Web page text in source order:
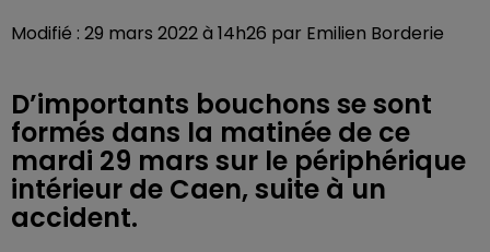
Modifié : 29 mars 2022 à 14h26 par Emilien Borderie
D’importants bouchons se sont
formés dans la matinée de ce
mardi 29 mars sur le périphérique
intérieur de Caen, suite à un
accident.